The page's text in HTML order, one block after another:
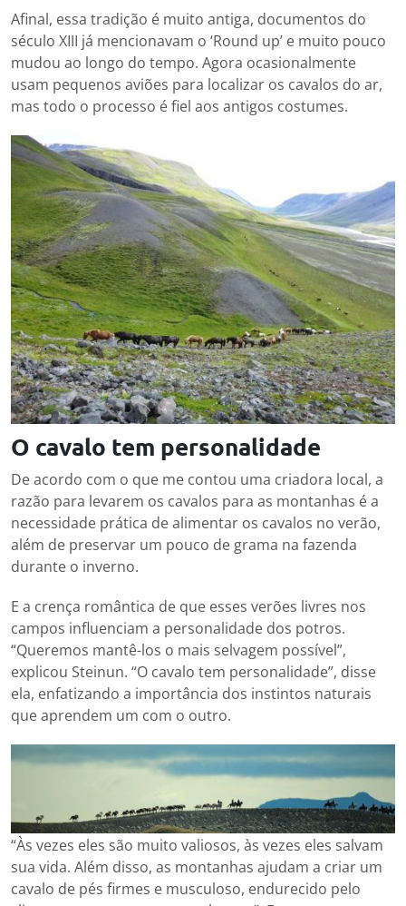
Afinal, essa tradição é muito antiga, documentos do
século XIII já mencionavam o ‘Round up’ e muito pouco
mudou ao longo do tempo. Agora ocasionalmente
usam pequenos aviões para localizar os cavalos do ar,
mas todo o processo é fiel aos antigos costumes.
O cavalo tem personalidade
De acordo com o que me contou uma criadora local, a
razão para levarem os cavalos para as montanhas é a
necessidade prática de alimentar os cavalos no verão,
além de preservar um pouco de grama na fazenda
durante o inverno.
E a crença romântica de que esses verões livres nos
campos influenciam a personalidade dos potros.
“Queremos mantê-los o mais selvagem possível”,
explicou Steinun. “O cavalo tem personalidade”, disse
ela, enfatizando a importância dos instintos naturais
que aprendem um com o outro.
“Às vezes eles são muito valiosos, às vezes eles salvam
sua vida. Além disso, as montanhas ajudam a criar um
cavalo de pés firmes e musculoso, endurecido pelo